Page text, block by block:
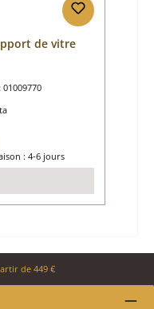
de vitre
01009770
:
: 4-6 jours
de 449 €